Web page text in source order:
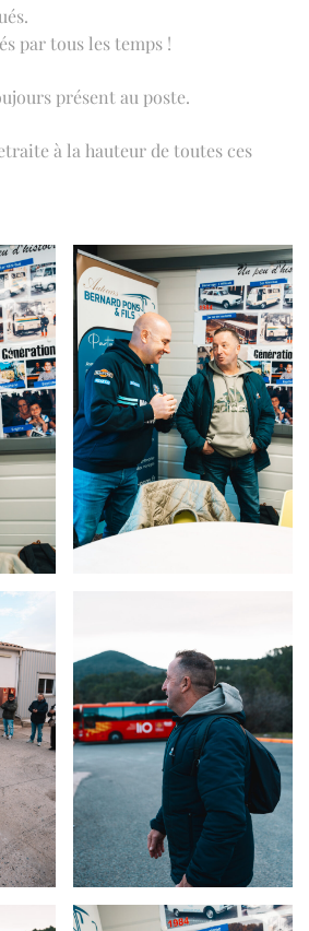
par tous les temps !
présent au poste.
à la hauteur de toutes ces